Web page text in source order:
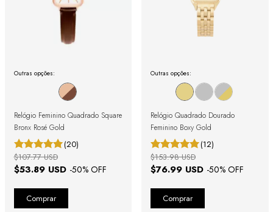
Outras opções:
Relógio Feminino Quadrado Square
Bronx Rosé Gold
(20)
$53.89 USD -50% OFF
$107.77 USD
Outras opções:
Relógio Quadrado Dourado
Feminino Boxy Gold
(12)
$76.99 USD -50% OFF
$153.98 USD